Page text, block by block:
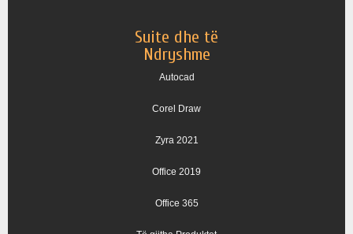
Suite dhe të
Ndryshme
Autocad
Corel Draw
Zyra 2021
Office 2019
Office 365